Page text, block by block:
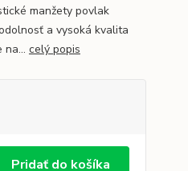
manžety povlak
a vysoká kvalita
na... celý popis
Pridať do košíka